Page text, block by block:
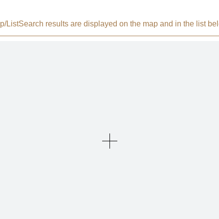
ListSearch results are displayed on the map and in the list